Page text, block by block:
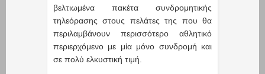
βελτιωμένα πακέτα συνδρομητικής
τηλεόρασης στους πελάτες της που θα
περιλαμβάνουν περισσότερο αθλητικό
περιερχόμενο με μία μόνο συνδρομή και
σε πολύ ελκυστική τιμή.